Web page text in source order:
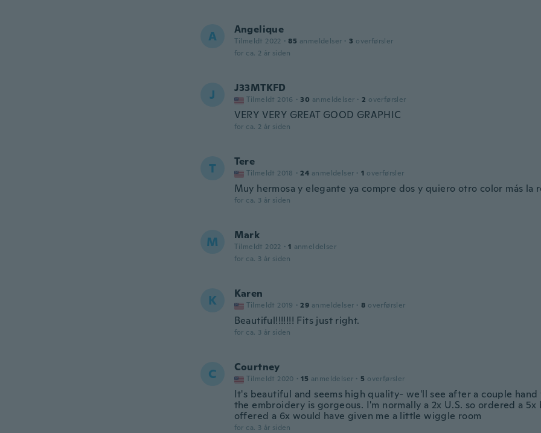
A Angelique
Tilmeldt 2022 · 85 anmeldelser · 3 overførsler
for ca. 2 år siden
J J33MTKFD
Tilmeldt 2016 · 30 anmeldelser · 2 overførsler
VERY VERY GREAT GOOD GRAPHIC
for ca. 2 år siden
T Tere
Tilmeldt 2018 · 24 anmeldelser · 1 overførsler
Muy hermosa y elegante ya compre dos y quiero otro color más la
for ca. 3 år siden
M Mark
Tilmeldt 2022 · 1 anmeldelser
for ca. 3 år siden
K Karen
Tilmeldt 2019 · 29 anmeldelser · 8 overførsler
Beautiful!!!!!!! Fits just right.
for ca. 3 år siden
C Courtney
Tilmeldt 2020 · 15 anmeldelser · 5 overførsler
It's beautiful and seems high quality- we'll see after a couple hand
the embroidery is gorgeous. I'm normally a 2x U.S. so ordered a
offered a 6x would have given me a little wiggle room
for ca. 3 år siden